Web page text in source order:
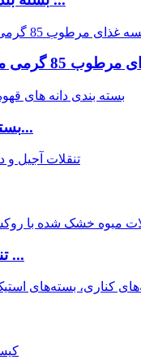
مخصوص حیوانات خانگی
بسته بندی دانه قهوه کرافت...
تنقلات میوه خشک منجمد ...